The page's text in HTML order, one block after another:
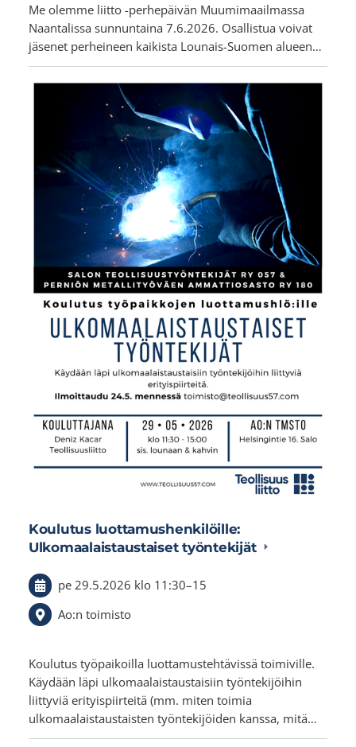
Me olemme liitto -perhepäivän Muumimaailmassa
Naantalissa sunnuntaina 7.6.2026. Osallistua voivat
jäsenet perheineen kaikista Lounais-Suomen alueen…
Koulutus luottamushenkilöille:
Ulkomaalaistaustaiset työntekijät
pe 29.5.2026 klo 11:30–15
Ao:n toimisto
Koulutus työpaikoilla luottamustehtävissä toimiville.
Käydään läpi ulkomaalaistaustaisiin työntekijöihin
liittyviä erityispiirteitä (mm. miten toimia
ulkomaalaistaustaisten työntekijöiden kanssa, mitä…